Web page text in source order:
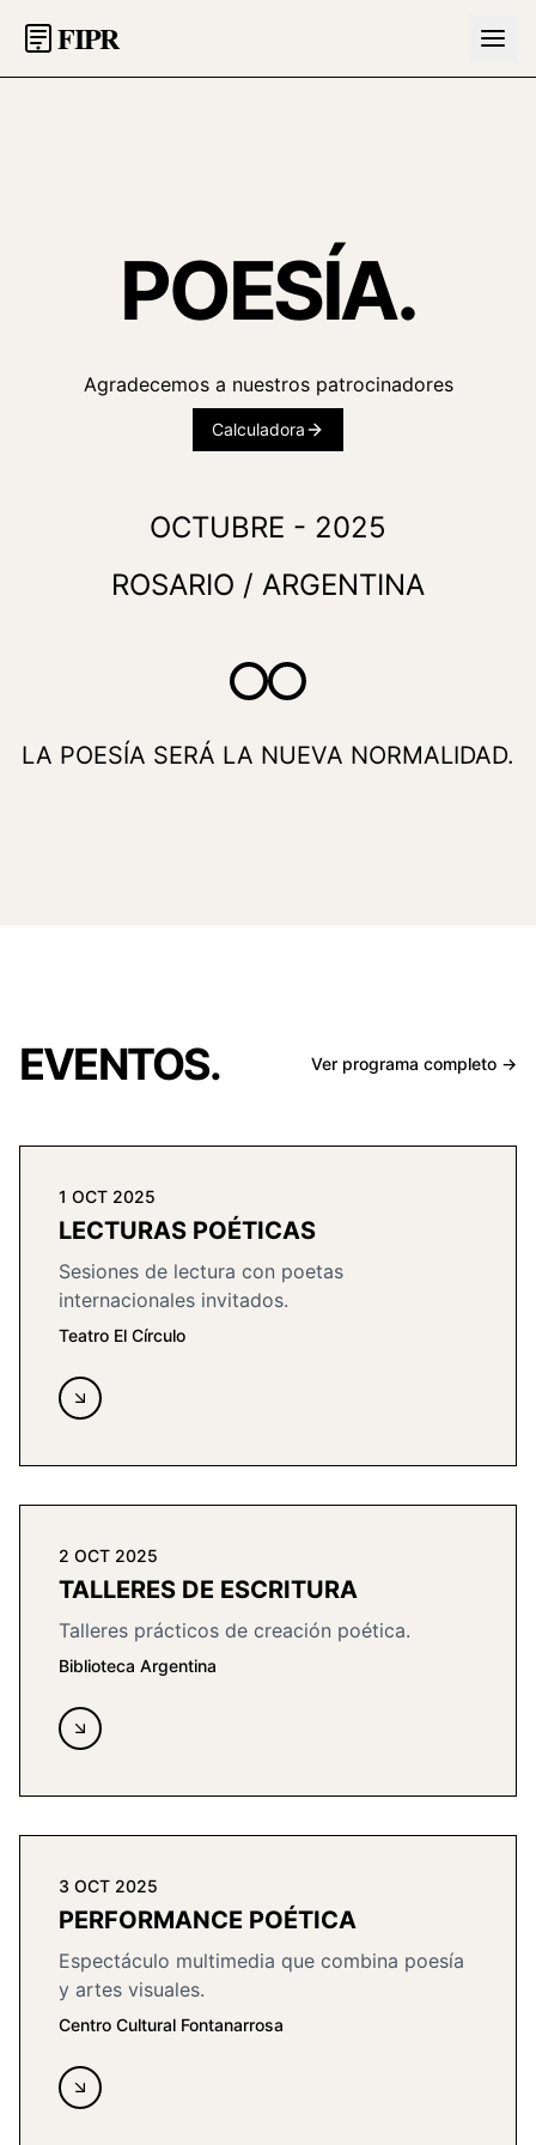
FIPR
POESÍA.
Agradecemos a nuestros patrocinadores
Calculadora
OCTUBRE - 2025
ROSARIO / ARGENTINA
LA POESÍA SERÁ LA NUEVA NORMALIDAD.
EVENTOS. Ver programa completo →
1 OCT 2025
LECTURAS POÉTICAS
Sesiones de lectura con poetas
internacionales invitados.
Teatro El Círculo
2 OCT 2025
TALLERES DE ESCRITURA
Talleres prácticos de creación poética.
Biblioteca Argentina
3 OCT 2025
PERFORMANCE POÉTICA
Espectáculo multimedia que combina poesía
y artes visuales.
Centro Cultural Fontanarrosa